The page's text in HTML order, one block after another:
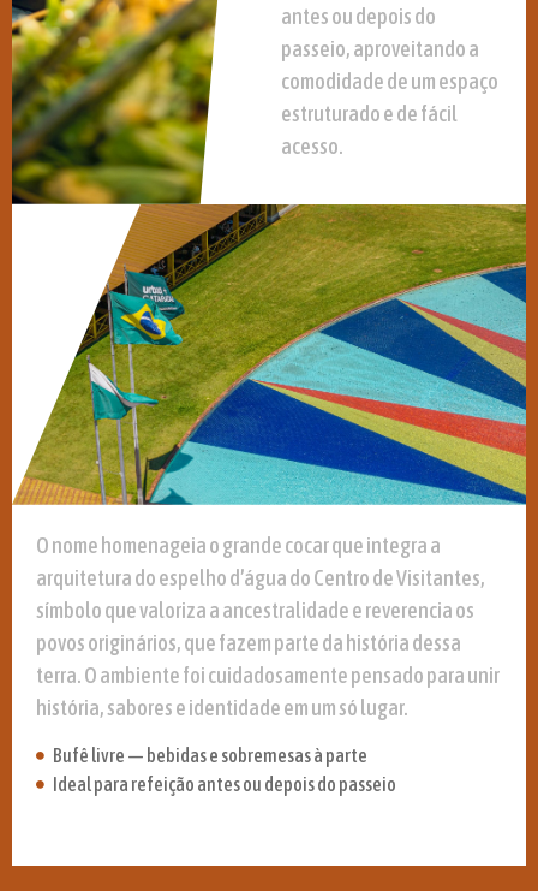
antes ou depois do
passeio, aproveitando a
comodidade de um espaço
estruturado e de fácil
acesso.
O nome homenageia o grande cocar que integra a
arquitetura do espelho d’água do Centro de Visitantes,
símbolo que valoriza a ancestralidade e reverencia os
povos originários, que fazem parte da história dessa
terra. O ambiente foi cuidadosamente pensado para unir
história, sabores e identidade em um só lugar.
Bufê livre — bebidas e sobremesas à parte
Ideal para refeição antes ou depois do passeio